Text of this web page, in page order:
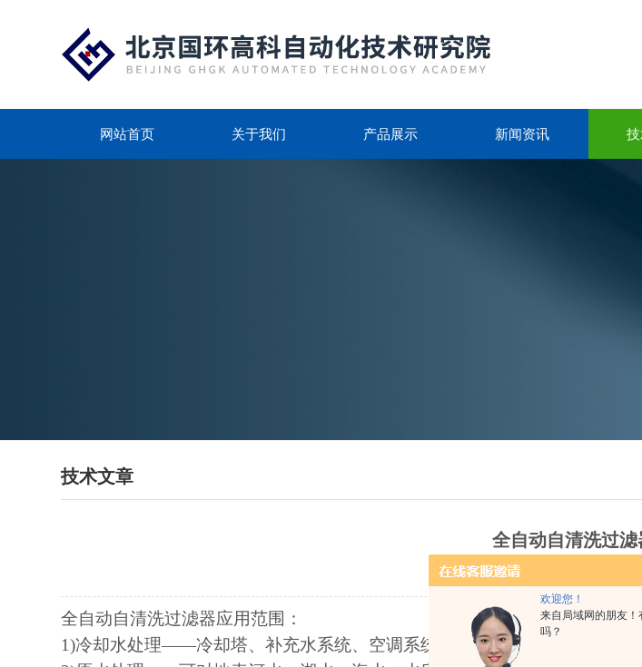
欢迎您！
来自局域网的朋友！
吗？
网站首页 关于我们 产品展示 新闻资讯
技术文章
全自动自清洗过滤
更新时间：2017-03-21 点
全自动自清洗过滤器应用范围：
1)冷却水处理——冷却塔、补充水系统、空调系统、直流系统水过滤，减少